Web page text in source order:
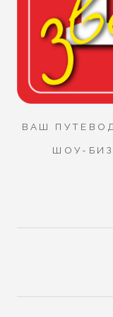
ВАШ
ШОУ-